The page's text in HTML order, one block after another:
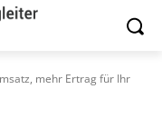
mehr Ertrag für Ihr